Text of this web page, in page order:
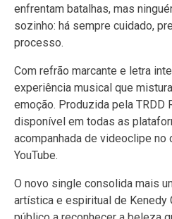
enfrentam batalhas, mas
sozinho: há sempre cuidado,
processo.
Com refrão marcante e letra
experiência musical que
emoção. Produzida pela TRDD
disponível em todas as
acompanhada de videoclipe no
YouTube.
O novo single consolida mais
artística e espiritual de Kenedy